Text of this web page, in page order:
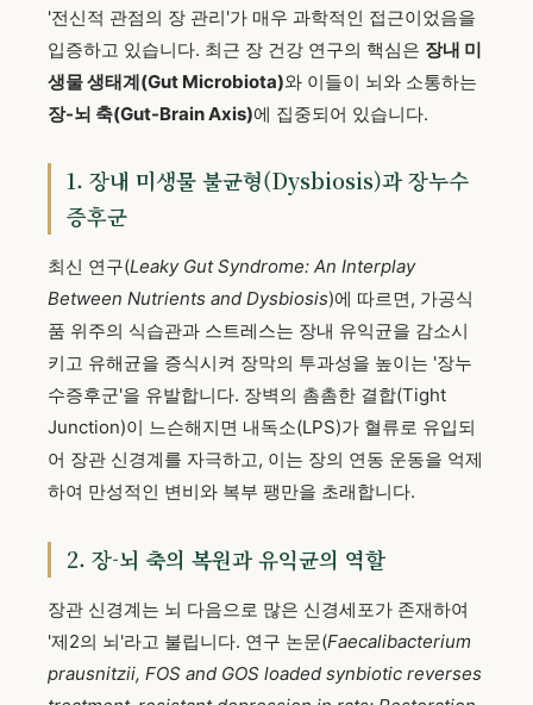
'전신적 관점의 장 관리'가 매우 과학적인 접근이었음을
입증하고 있습니다. 최근 장 건강 연구의 핵심은 장내 미
생물 생태계(Gut Microbiota)와 이들이 뇌와 소통하는
장-뇌 축(Gut-Brain Axis)에 집중되어 있습니다.
1. 장내 미생물 불균형(Dysbiosis)과 장누수
증후군
최신 연구(Leaky Gut Syndrome: An Interplay
Between Nutrients and Dysbiosis)에 따르면, 가공식
품 위주의 식습관과 스트레스는 장내 유익균을 감소시
키고 유해균을 증식시켜 장막의 투과성을 높이는 '장누
수증후군'을 유발합니다. 장벽의 촘촘한 결합(Tight
Junction)이 느슨해지면 내독소(LPS)가 혈류로 유입되
어 장관 신경계를 자극하고, 이는 장의 연동 운동을 억제
하여 만성적인 변비와 복부 팽만을 초래합니다.
2. 장-뇌 축의 복원과 유익균의 역할
장관 신경계는 뇌 다음으로 많은 신경세포가 존재하여
'제2의 뇌'라고 불립니다. 연구 논문(Faecalibacterium
prausnitzii, FOS and GOS loaded synbiotic reverses